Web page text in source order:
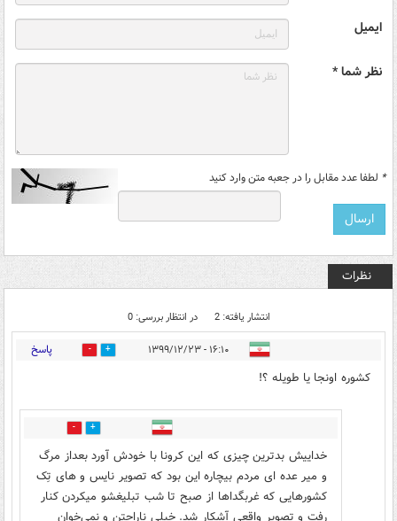
ایمیل
نظر شما *
* لطفا عدد مقابل را در جعبه متن وارد کنید
نظرات
انتشار یافته: 2 در انتظار بررسی: 0
۱۶:۱۰ - ۱۳۹۹/۱۲/۲۳ 1 پاسخ
کشوره اونجا یا طویله ؟!
0
خداییش بدترین چیزی که این کرونا با خودش آورد بعداز مرگ
و میر عده ای مردم بیچاره این بود که تصویر نایس و های تِک
کشورهایی که غربگداها از صبح تا شب تبلیغشو میکردن کنار
رفت و تصویر واقعی آشکار شد. خیلی ناراحتن و نمی‌خوان